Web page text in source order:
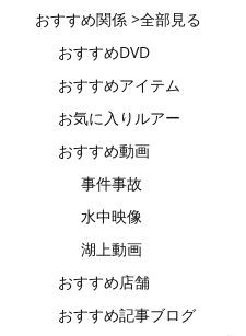
おすすめ関係 >全部見る
おすすめDVD
おすすめアイテム
お気に入りルアー
おすすめ動画
事件事故
水中映像
湖上動画
おすすめ店舗
おすすめ記事ブログ